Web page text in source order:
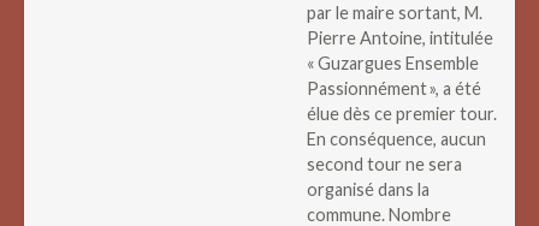
par le maire sortant, M.
Pierre Antoine, intitulée
« Guzargues Ensemble
Passionnément », a été
élue dès ce premier tour.
En conséquence, aucun
second tour ne sera
organisé dans la
commune. Nombre